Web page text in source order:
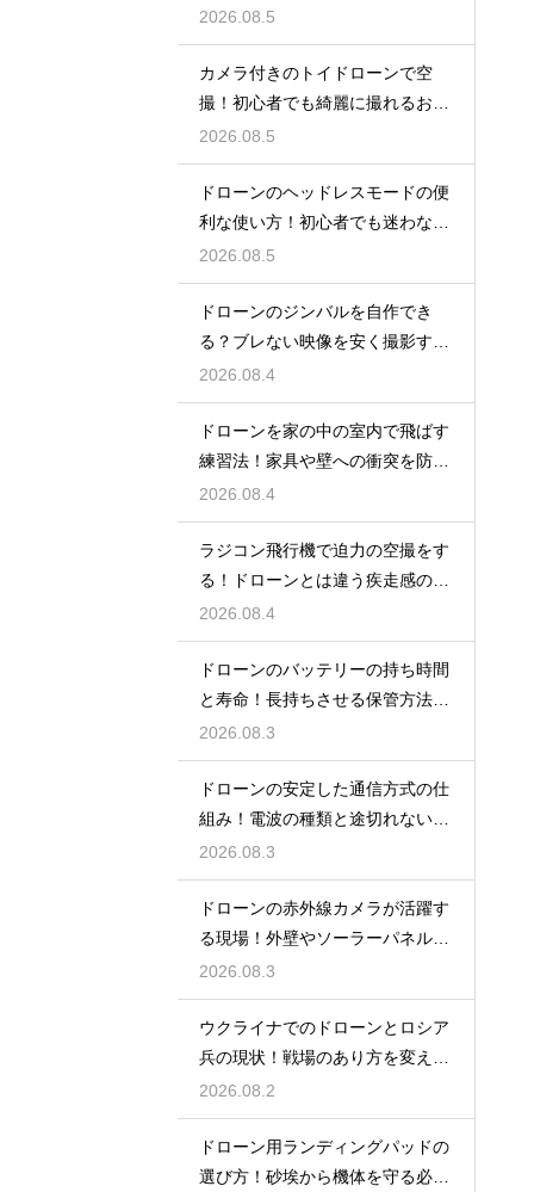
ーの仕組み
2026.08.5
カメラ付きのトイドローンで空
撮！初心者でも綺麗に撮れるおす
すめ機種
2026.08.5
ドローンのヘッドレスモードの便
利な使い方！初心者でも迷わない
操縦
2026.08.5
ドローンのジンバルを自作でき
る？ブレない映像を安く撮影する
裏技
2026.08.4
ドローンを家の中の室内で飛ばす
練習法！家具や壁への衝突を防ぐ
安全対策
2026.08.4
ラジコン飛行機で迫力の空撮をす
る！ドローンとは違う疾走感の楽
しみ
2026.08.4
ドローンのバッテリーの持ち時間
と寿命！長持ちさせる保管方法と
充電のコツ
2026.08.3
ドローンの安定した通信方式の仕
組み！電波の種類と途切れない操
縦の秘訣
2026.08.3
ドローンの赤外線カメラが活躍す
る現場！外壁やソーラーパネル調
査の強み
2026.08.3
ウクライナでのドローンとロシア
兵の現状！戦場のあり方を変えた
兵器の実態
2026.08.2
ドローン用ランディングパッドの
選び方！砂埃から機体を守る必需